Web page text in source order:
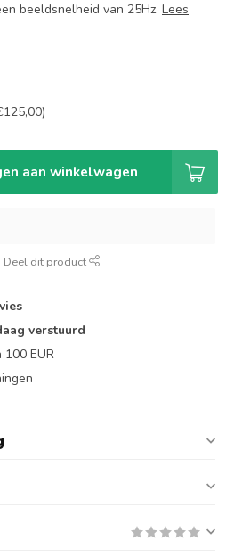
beeldsnelheid van 25Hz. Lees
aan winkelwagen
Deel dit product
verstuurd
100 EUR